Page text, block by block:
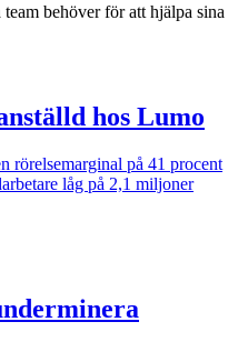
behöver för att hjälpa sina
hos Lumo
rörelsemarginal på 41 procent
låg på 2,1 miljoner